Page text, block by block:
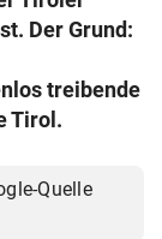
Der Grund:
treibende
Tirol.
Quelle